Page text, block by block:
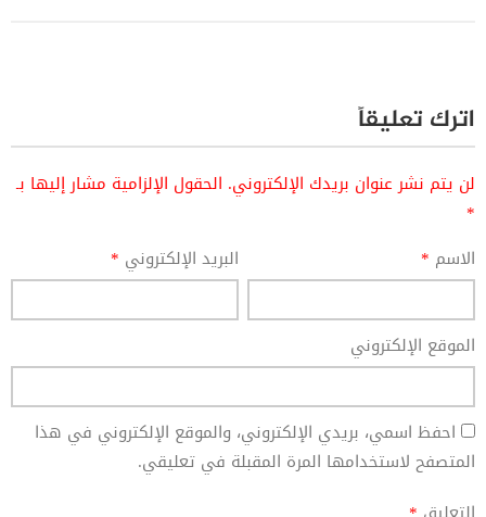
اترك تعليقاً
لن يتم نشر عنوان بريدك الإلكتروني. الحقول الإلزامية مشار إليها بـ
*
الاسم * البريد الإلكتروني *
الموقع الإلكتروني
احفظ اسمي، بريدي الإلكتروني، والموقع الإلكتروني في هذا
المتصفح لاستخدامها المرة المقبلة في تعليقي.